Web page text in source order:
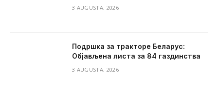
3 AUGUSTA, 2026
Подршка за тракторе Беларус:
Објављена листа за 84 газдинства
3 AUGUSTA, 2026